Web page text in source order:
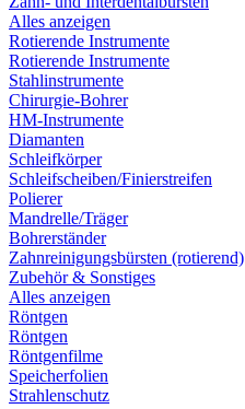
Alles anzeigen
Rotierende Instrumente
Rotierende Instrumente
Stahlinstrumente
Chirurgie-Bohrer
HM-Instrumente
Diamanten
Schleifkörper
Schleifscheiben/Finierstreifen
Polierer
Mandrelle/Träger
Bohrerständer
Zahnreinigungsbürsten (rotierend)
Zubehör & Sonstiges
Alles anzeigen
Röntgen
Röntgen
Röntgenfilme
Speicherfolien
Strahlenschutz